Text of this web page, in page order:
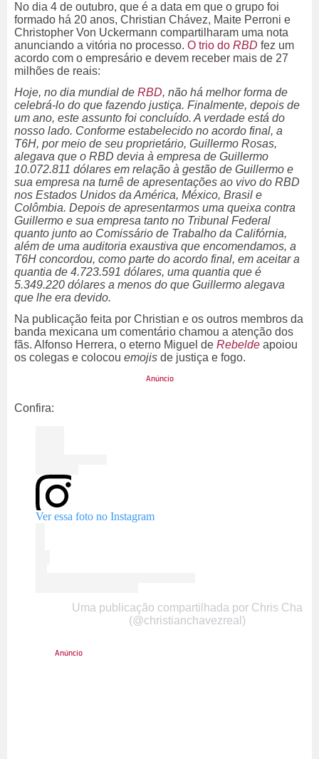
No dia 4 de outubro, que é a data em que o grupo foi
formado há 20 anos, Christian Chávez, Maite Perroni e
Christopher Von Uckermann compartilharam uma nota
anunciando a vitória no processo. O trio do RBD fez um
acordo com o empresário e devem receber mais de 27
milhões de reais:
Hoje, no dia mundial de RBD, não há melhor forma de
celebrá-lo do que fazendo justiça. Finalmente, depois de
um ano, este assunto foi concluído. A verdade está do
nosso lado. Conforme estabelecido no acordo final, a
T6H, por meio de seu proprietário, Guillermo Rosas,
alegava que o RBD devia à empresa de Guillermo
10.072.811 dólares em relação à gestão de Guillermo e
sua empresa na turnê de apresentações ao vivo do RBD
nos Estados Unidos da América, México, Brasil e
Colômbia. Depois de apresentarmos uma queixa contra
Guillermo e sua empresa tanto no Tribunal Federal
quanto junto ao Comissário de Trabalho da Califórnia,
além de uma auditoria exaustiva que encomendamos, a
T6H concordou, como parte do acordo final, em aceitar a
quantia de 4.723.591 dólares, uma quantia que é
5.349.220 dólares a menos do que Guillermo alegava
que lhe era devido.
Na publicação feita por Christian e os outros membros da
banda mexicana um comentário chamou a atenção dos
fãs. Alfonso Herrera, o eterno Miguel de Rebelde apoiou
os colegas e colocou emojis de justiça e fogo.
Confira:
Ver essa foto no Instagram
Uma publicação compartilhada por Chris Cha
(@christianchavezreal)